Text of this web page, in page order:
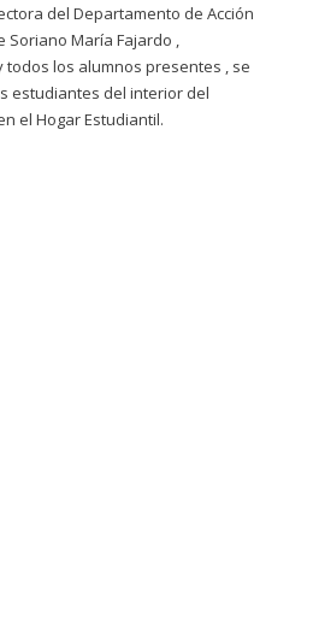
del Departamento de Acción
Soriano María Fajardo ,
los alumnos presentes , se
estudiantes del interior del
el Hogar Estudiantil.